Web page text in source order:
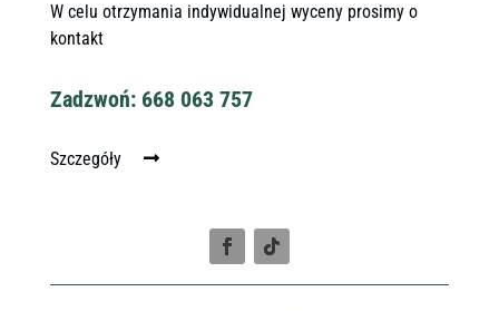
W celu otrzymania indywidualnej wyceny prosimy o
kontakt
Zadzwoń: 668 063 757
Szczegóły